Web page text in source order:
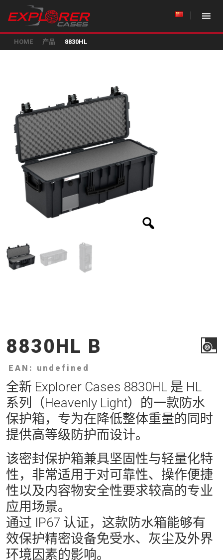
HOME 产品 8830HL
8830HL B
EAN: undefined
全新 Explorer Cases 8830HL 是 HL
系列（Heavenly Light）的一款防水
保护箱，专为在降低整体重量的同时
提供高等级防护而设计。
该密封保护箱兼具坚固性与轻量化特
性，非常适用于对可靠性、操作便捷
性以及内容物安全性要求较高的专业
应用场景。
通过 IP67 认证，这款防水箱能够有
效保护精密设备免受水、灰尘及外界
环境因素的影响。